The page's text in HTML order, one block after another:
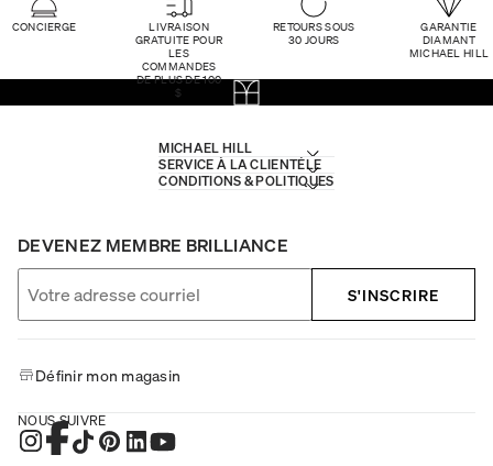
CONCIERGE
LIVRAISON
GRATUITE POUR
LES
COMMANDES
DE PLUS DE 100
$
RETOURS SOUS
30 JOURS
GARANTIE
DIAMANT
MICHAEL HILL
MICHAEL HILL
SERVICE À LA CLIENTÈLE
CONDITIONS & POLITIQUES
DEVENEZ MEMBRE BRILLIANCE
S'INSCRIRE
Définir mon magasin
NOUS SUIVRE